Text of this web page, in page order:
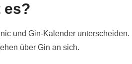
es?
und Gin-Kalender unterscheiden.
über Gin an sich.